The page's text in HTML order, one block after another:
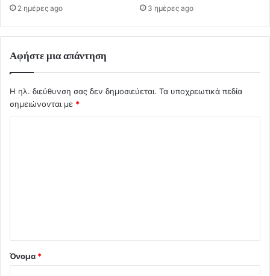
2 ημέρες ago 3 ημέρες ago
Αφήστε μια απάντηση
Η ηλ. διεύθυνση σας δεν δημοσιεύεται. Τα υποχρεωτικά πεδία
σημειώνονται με *
Όνομα *